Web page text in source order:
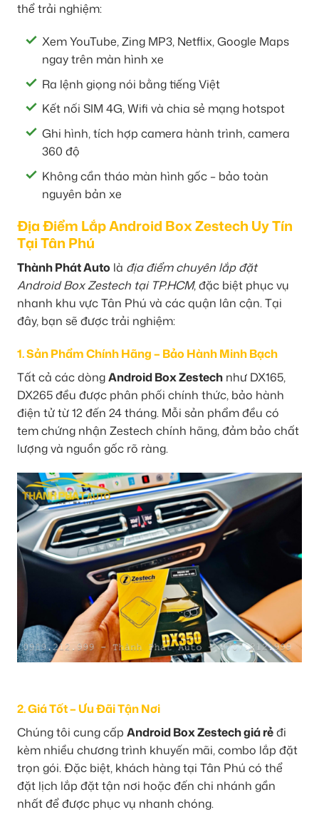
thể trải nghiệm:
Xem YouTube, Zing MP3, Netflix, Google Maps
ngay trên màn hình xe
Ra lệnh giọng nói bằng tiếng Việt
Kết nối SIM 4G, Wifi và chia sẻ mạng hotspot
Ghi hình, tích hợp camera hành trình, camera
360 độ
Không cần tháo màn hình gốc – bảo toàn
nguyên bản xe
Địa Điểm Lắp Android Box Zestech Uy Tín
Tại Tân Phú
Thành Phát Auto là địa điểm chuyên lắp đặt
Android Box Zestech tại TP.HCM, đặc biệt phục vụ
nhanh khu vực Tân Phú và các quận lân cận. Tại
đây, bạn sẽ được trải nghiệm:
1. Sản Phẩm Chính Hãng – Bảo Hành Minh Bạch
Tất cả các dòngAndroid Box Zestech như DX165,
DX265 đều được phân phối chính thức, bảo hành
điện tử từ 12 đến 24 tháng. Mỗi sản phẩm đều có
tem chứng nhận Zestech chính hãng, đảm bảo chất
lượng và nguồn gốc rõ ràng.
2. Giá Tốt – Ưu Đãi Tận Nơi
Chúng tôi cung cấp Android Box Zestech giá rẻđi
kèm nhiều chương trình khuyến mãi, combo lắp đặt
trọn gói. Đặc biệt, khách hàng tại Tân Phú có thể
đặt lịch lắp đặt tận nơi hoặc đến chi nhánh gần
nhất để được phục vụ nhanh chóng.